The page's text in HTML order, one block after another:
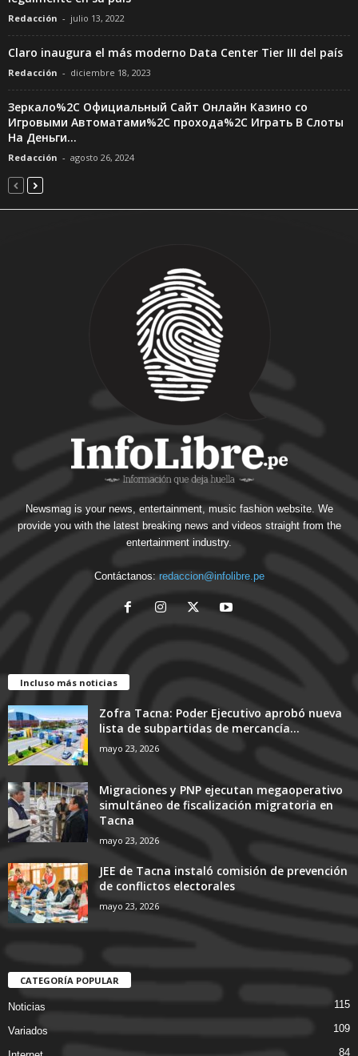
Redacción - julio 13, 2022
Claro inaugura el más moderno Data Center Tier III del país
Redacción - diciembre 18, 2023
Зеркало%2C Официальный Сайт Онлайн Казино со
Игровыми Автоматами%2C прохода%2C Играть В Слоты
На Деньги...
Redacción - agosto 26, 2024
Newsmag is your news, entertainment, music fashion website. We
provide you with the latest breaking news and videos straight from the
entertainment industry.
Contáctanos: redaccion@infolibre.pe
Incluso más noticias
Zofra Tacna: Poder Ejecutivo aprobó nueva
lista de subpartidas de mercancía...
mayo 23, 2026
Migraciones y PNP ejecutan megaoperativo
simultáneo de fiscalización migratoria en
Tacna
mayo 23, 2026
JEE de Tacna instaló comisión de prevención
de conflictos electorales
mayo 23, 2026
CATEGORÍA POPULAR
Noticias 115
Variados 109
84